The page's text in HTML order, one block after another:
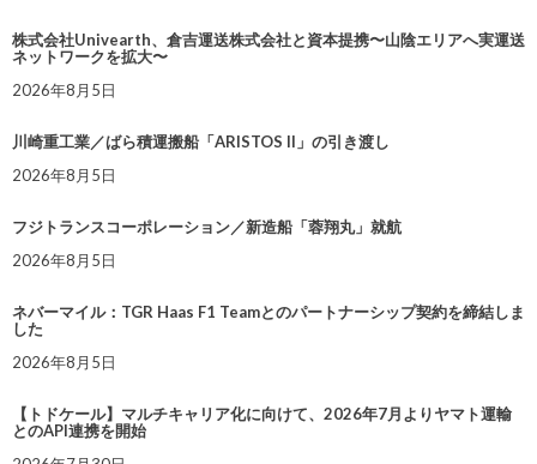
株式会社Univearth、倉吉運送株式会社と資本提携〜山陰エリアへ実運送
ネットワークを拡大〜
2026年8月5日
川崎重工業／ばら積運搬船「ARISTOS II」の引き渡し
2026年8月5日
フジトランスコーポレーション／新造船「蓉翔丸」就航
2026年8月5日
ネバーマイル：TGR Haas F1 Teamとのパートナーシップ契約を締結しま
した
2026年8月5日
【トドケール】マルチキャリア化に向けて、2026年7月よりヤマト運輸
とのAPI連携を開始